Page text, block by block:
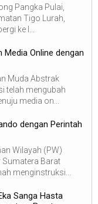
Pangka Pulai,
Tigo Lurah,
ke l...
Media Online dengan
Muda Abstrak
telah mengubah
media on...
dengan Perintah
Wilayah (PW)
Sumatera Barat
menginstruksi...
Sanga Hasta